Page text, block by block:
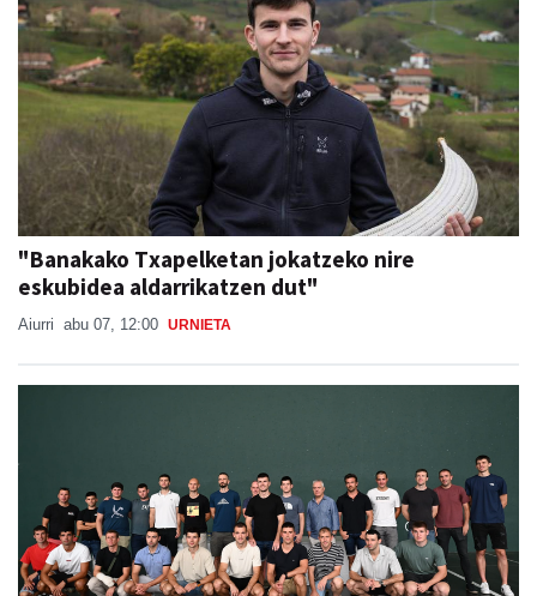
"Banakako Txapelketan jokatzeko nire
eskubidea aldarrikatzen dut"
Aiurri abu 07, 12:00 URNIETA